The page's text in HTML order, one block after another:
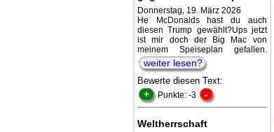
Donnerstag, 19. März 2026
He McDonalds hast du auch
diesen Trump gewählt?Ups jetzt
ist mir doch der Big Mac von
meinem Speiseplan gefallen.
weiter lesen?
Bewerte diesen Text:
+ Punkte: -3 -
Weltherrschaft